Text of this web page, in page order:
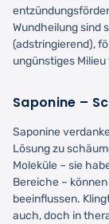
Wundheilung sind
(adstringierend),
ungünstiges
Saponine –
Saponine
Lösung zu
Moleküle – sie
Bereiche –
beeinflussen.
auch, doch in